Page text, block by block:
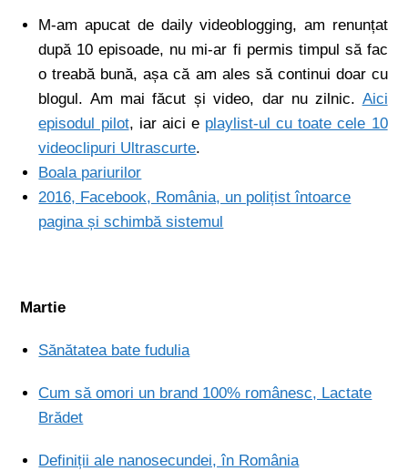
M-am apucat de daily videoblogging, am renunțat
după 10 episoade, nu mi-ar fi permis timpul să fac
o treabă bună, așa că am ales să continui doar cu
blogul. Am mai făcut și video, dar nu zilnic. Aici
episodul pilot, iar aici e playlist-ul cu toate cele 10
videoclipuri Ultrascurte.
Boala pariurilor
2016, Facebook, România, un polițist întoarce
pagina și schimbă sistemul
Martie
Sănătatea bate fudulia
Cum să omori un brand 100% românesc, Lactate
Brădet
Definiții ale nanosecundei, în România